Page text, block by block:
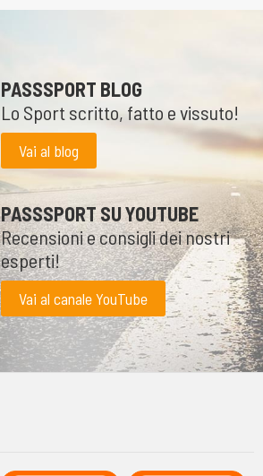
PASSSPORT BLOG
Lo Sport scritto, fatto e vissuto!
Vai al blog
PASSSPORT SU YOUTUBE
Recensioni e consigli dei nostri
esperti!
Vai al canale YouTube